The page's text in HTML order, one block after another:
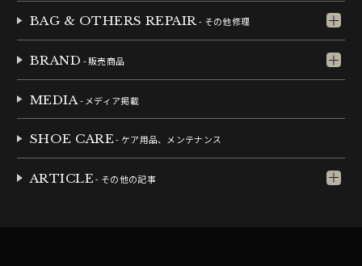
BAG & OTHERS REPAIR- その他修理
BRAND - 販売商品
MEDIA- メディア掲載
SHOE CARE- ケア用品、メンテナンス
ARTICLE- その他の記事